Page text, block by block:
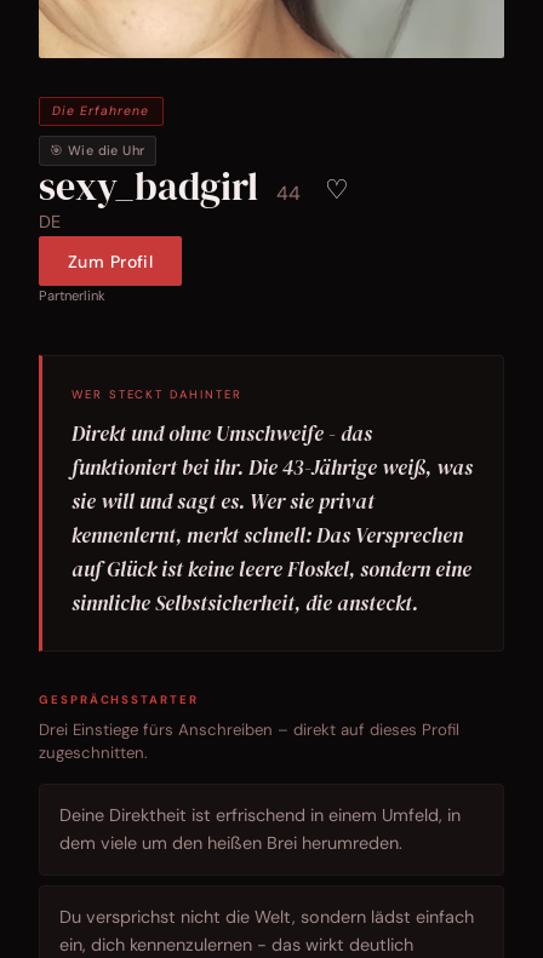
Die Erfahrene
🎯 Wie die Uhr
sexy_badgirl 44 ♡
DE
Zum Profil
Partnerlink
WER STECKT DAHINTER
Direkt und ohne Umschweife - das
funktioniert bei ihr. Die 43-Jährige weiß, was
sie will und sagt es. Wer sie privat
kennenlernt, merkt schnell: Das Versprechen
auf Glück ist keine leere Floskel, sondern eine
sinnliche Selbstsicherheit, die ansteckt.
GESPRÄCHSSTARTER
Drei Einstiege fürs Anschreiben – direkt auf dieses Profil
zugeschnitten.
Deine Direktheit ist erfrischend in einem Umfeld, in
dem viele um den heißen Brei herumreden.
Du versprichst nicht die Welt, sondern lädst einfach
ein, dich kennenzulernen - das wirkt deutlich